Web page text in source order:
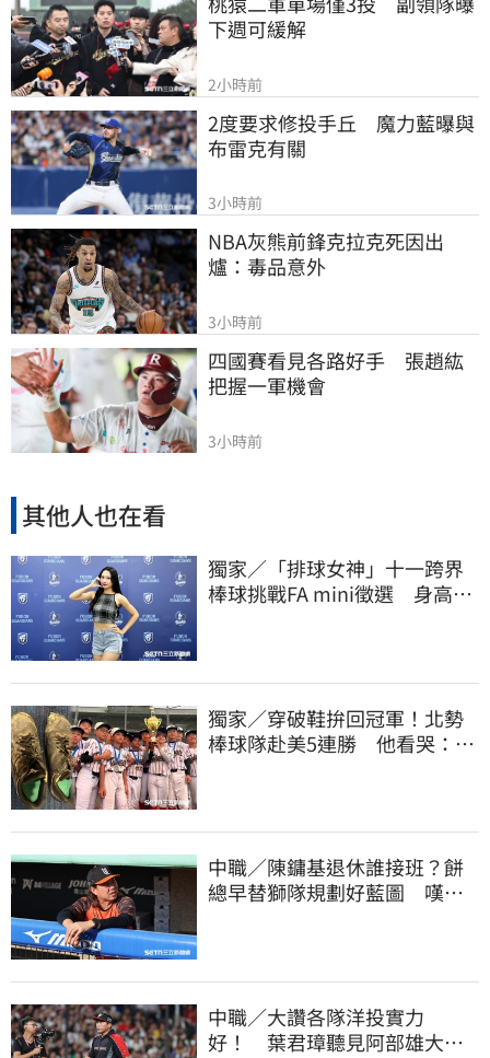
下週可緩解
2小時前
2度要求修投手丘　魔力藍曝與
布雷克有關
3小時前
NBA灰熊前鋒克拉克死因出
爐：毒品意外
3小時前
四國賽看見各路好手　張趙紘
把握一軍機會
3小時前
其他人也在看
獨家／「排球女神」十一跨界
棒球挑戰FA mini徵選 身高
獨家／穿破鞋拚回冠軍！北勢
棒球隊赴美5連勝 他看哭：台
中職／陳鏞基退休誰接班？餅
總早替獅隊規劃好藍圖 嘆新
中職／大讚各隊洋投實力
好！ 葉君璋聽見阿部雄大被